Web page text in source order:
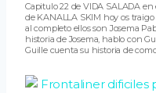
Capitulo 22 de VIDA SALADA
de KANALLA SKIM hoy os
al completo ellos son Josema
historia de Josema, hablo con
Guille cuenta su historia de